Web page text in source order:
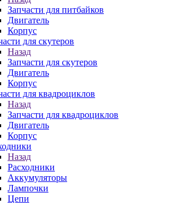
Запчасти для питбайков
Двигатель
Корпус
для скутеров
Назад
Запчасти для скутеров
Двигатель
Корпус
для квадроциклов
Назад
Запчасти для квадроциклов
Двигатель
Корпус
Назад
Расходники
Аккумуляторы
Лампочки
Цепи